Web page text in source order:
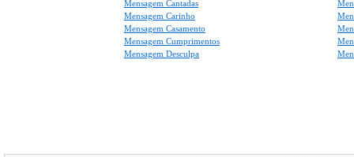
Mensagem Cantadas
Mensagem Carinho
Mensagem Casamento
Mensagem Cumprimentos
Mensagem Desculpa